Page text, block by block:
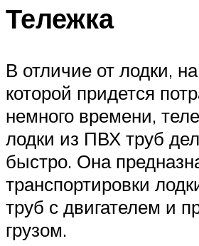
Тележка
В отличие от лодки,
которой придется
немного времени,
лодки из ПВХ труб
быстро. Она
транспортировки
труб с двигателем и
грузом.